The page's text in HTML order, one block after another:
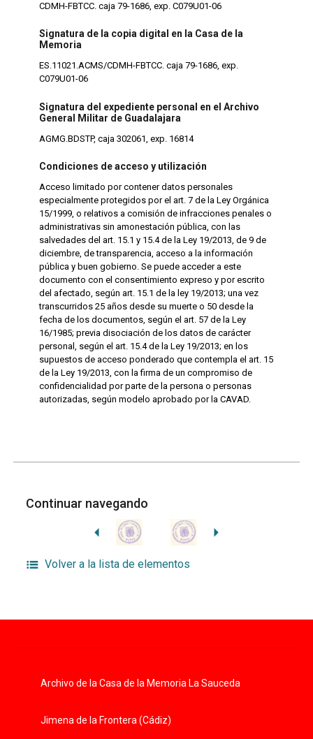
CDMH-FBTCC. caja 79-1686, exp. C079U01-06
Signatura de la copia digital en la Casa de la
Memoria
ES.11021.ACMS/CDMH-FBTCC. caja 79-1686, exp.
C079U01-06
Signatura del expediente personal en el Archivo
General Militar de Guadalajara
AGMG.BDSTP, caja 302061, exp. 16814
Condiciones de acceso y utilización
Acceso limitado por contener datos personales
especialmente protegidos por el art. 7 de la Ley Orgánica
15/1999, o relativos a comisión de infracciones penales o
administrativas sin amonestación pública, con las
salvedades del art. 15.1 y 15.4 de la Ley 19/2013, de 9 de
diciembre, de transparencia, acceso a la información
pública y buen gobierno. Se puede acceder a este
documento con el consentimiento expreso y por escrito
del afectado, según art. 15.1 de la ley 19/2013; una vez
transcurridos 25 años desde su muerte o 50 desde la
fecha de los documentos, según el art. 57 de la Ley
16/1985; previa disociación de los datos de carácter
personal, según el art. 15.4 de la Ley 19/2013; en los
supuestos de acceso ponderado que contempla el art. 15
de la Ley 19/2013, con la firma de un compromiso de
confidencialidad por parte de la persona o personas
autorizadas, según modelo aprobado por la CAVAD.
Continuar navegando
Volver a la lista de elementos
Archivo de la Casa de la Memoria La Sauceda
Jimena de la Frontera (Cádiz)